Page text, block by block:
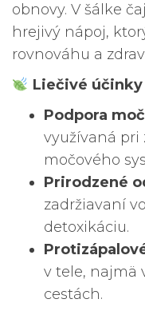
obnovy. V šálke
hrejivý nápoj,
rovnováhu a
Liečivé účinky
Podpora
využívaná pri
močového
Prirodzené
zadržiavaní
detoxikáciu.
v tele, najmä
cestách.